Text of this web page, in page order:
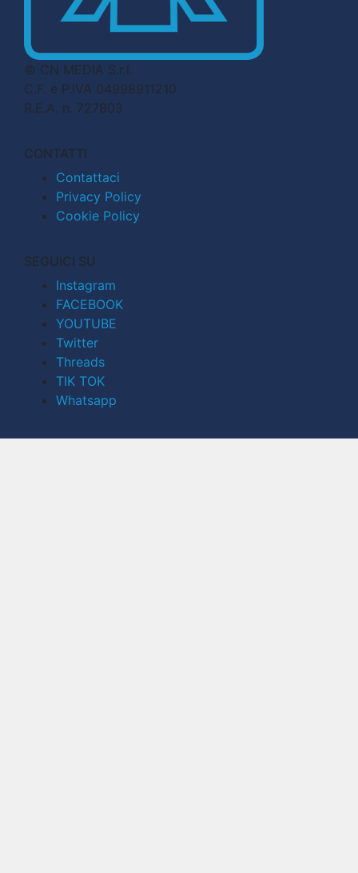
© CN MEDIA S.r.l.
C.F. e P.IVA 04998911210
R.E.A. n. 727803
CONTATTI
Contattaci
Privacy Policy
Cookie Policy
SEGUICI SU
Instagram
FACEBOOK
YOUTUBE
Twitter
Threads
TIK TOK
Whatsapp